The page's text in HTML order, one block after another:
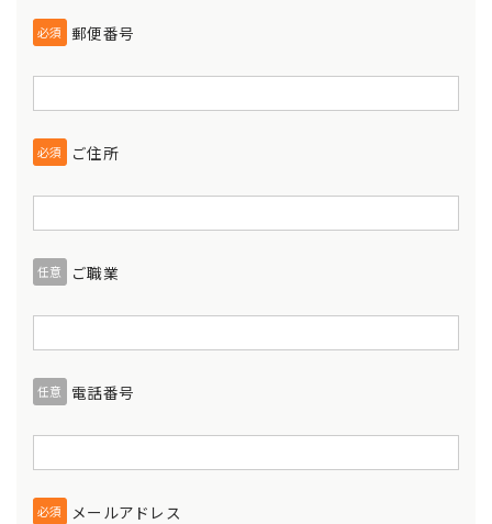
必須 郵便番号
必須 ご住所
任意 ご職業
任意 電話番号
必須 メールアドレス